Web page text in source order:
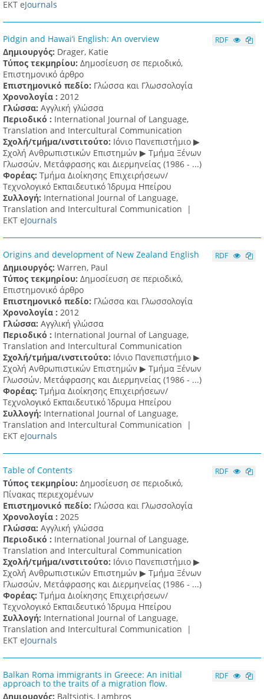
ΕΚΤ eJournals
Pidgin and Hawai‘i English: An overview
Δημιουργός: Drager, Katie
Τύπος τεκμηρίου: Δημοσίευση σε περιοδικό,
Επιστημονικό άρθρο
Επιστημονικό πεδίο: Γλώσσα και Γλωσσολογία
Χρονολογία : 2012
Γλώσσα: Αγγλική γλώσσα
Περιοδικό : International Journal of Language,
Translation and Intercultural Communication
Σχολή/τμήμα/ινστιτούτο: Ιόνιο Πανεπιστήμιο ▶
Σχολή Ανθρωπιστικών Επιστημών ▶ Tμήμα Ξένων
Γλωσσών, Mετάφρασης και Διερμηνείας (1986 - ...)
Φορέας: Τμήμα Διοίκησης Επιχειρήσεων/
Τεχνολογικό Εκπαιδευτικό Ίδρυμα Ηπείρου
Συλλογή: International Journal of Language,
Translation and Intercultural Communication |
ΕΚΤ eJournals
RDF
Origins and development of New Zealand English
Δημιουργός: Warren, Paul
Τύπος τεκμηρίου: Δημοσίευση σε περιοδικό,
Επιστημονικό άρθρο
Επιστημονικό πεδίο: Γλώσσα και Γλωσσολογία
Χρονολογία : 2012
Γλώσσα: Αγγλική γλώσσα
Περιοδικό : International Journal of Language,
Translation and Intercultural Communication
Σχολή/τμήμα/ινστιτούτο: Ιόνιο Πανεπιστήμιο ▶
Σχολή Ανθρωπιστικών Επιστημών ▶ Tμήμα Ξένων
Γλωσσών, Mετάφρασης και Διερμηνείας (1986 - ...)
Φορέας: Τμήμα Διοίκησης Επιχειρήσεων/
Τεχνολογικό Εκπαιδευτικό Ίδρυμα Ηπείρου
Συλλογή: International Journal of Language,
Translation and Intercultural Communication |
ΕΚΤ eJournals
RDF
Table of Contents
Τύπος τεκμηρίου: Δημοσίευση σε περιοδικό,
Πίνακας περιεχομένων
Επιστημονικό πεδίο: Γλώσσα και Γλωσσολογία
Χρονολογία : 2025
Γλώσσα: Αγγλική γλώσσα
Περιοδικό : International Journal of Language,
Translation and Intercultural Communication
Σχολή/τμήμα/ινστιτούτο: Ιόνιο Πανεπιστήμιο ▶
Σχολή Ανθρωπιστικών Επιστημών ▶ Tμήμα Ξένων
Γλωσσών, Mετάφρασης και Διερμηνείας (1986 - ...)
Φορέας: Τμήμα Διοίκησης Επιχειρήσεων/
Τεχνολογικό Εκπαιδευτικό Ίδρυμα Ηπείρου
Συλλογή: International Journal of Language,
Translation and Intercultural Communication |
ΕΚΤ eJournals
RDF
Balkan Roma immigrants in Greece: An initial
approach to the traits of a migration flow.
Δημιουργός: Baltsiotis, Lambros
RDF